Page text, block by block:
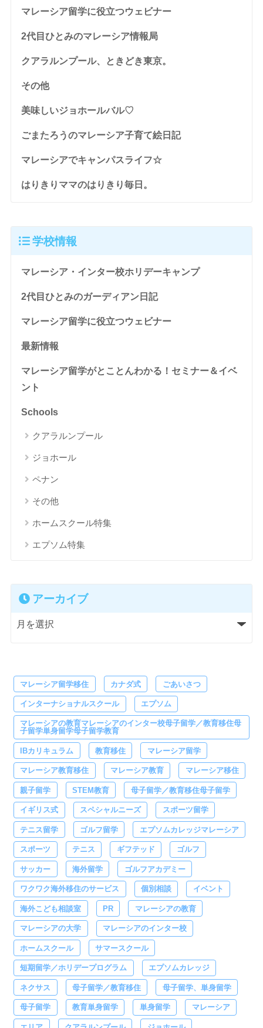
マレーシア留学に役立つウェビナー
2代目ひとみのマレーシア情報局
クアラルンプール、ときどき東京。
その他
美味しいジョホールバル♡
ごまたろうのマレーシア子育て絵日記
マレーシアでキャンパスライフ☆
はりきりママのはりきり毎日。
学校情報
マレーシア・インター校ホリデーキャンプ
2代目ひとみのガーディアン日記
マレーシア留学に役立つウェビナー
最新情報
マレーシア留学がとことんわかる！セミナー＆イベ
ント
Schools
クアラルンプール
ジョホール
ペナン
その他
ホームスクール特集
エプソム特集
アーカイブ
マレーシア留学移住 カナダ式 ごあいさつ
インターナショナルスクール エプソム
マレーシアの教育マレーシアのインター校母子留学／教育移住母
子留学単身留学母子留学教育
IBカリキュラム 教育移住 マレーシア留学
マレーシア教育移住 マレーシア教育 マレーシア移住
親子留学 STEM教育 母子留学／教育移住母子留学
イギリス式 スペシャルニーズ スポーツ留学
テニス留学 ゴルフ留学 エプソムカレッジマレーシア
スポーツ テニス ギフテッド ゴルフ
サッカー 海外留学 ゴルフアカデミー
ワクワク海外移住のサービス 個別相談 イベント
海外こども相談室 PR マレーシアの教育
マレーシアの大学 マレーシアのインター校
ホームスクール サマースクール
短期留学／ホリデープログラム エプソムカレッジ
ネクサス 母子留学／教育移住 母子留学、単身留学
母子留学 教育単身留学 単身留学 マレーシア